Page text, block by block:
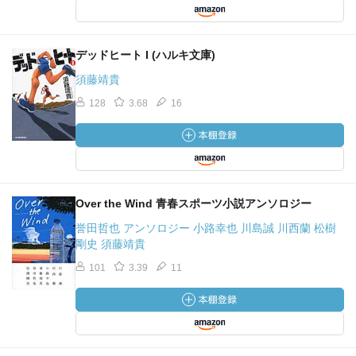
デッドヒート I (ハルキ文庫)
須藤靖貴
128 3.68 16
Over the Wind 青春スポーツ小説アンソロジー
誉田哲也 アンソロジー 小路幸也 川島誠 川西蘭 松樹
剛史 須藤靖貴
101 3.39 11